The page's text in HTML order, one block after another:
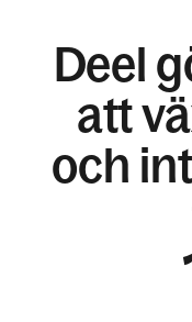
Deel
att
och